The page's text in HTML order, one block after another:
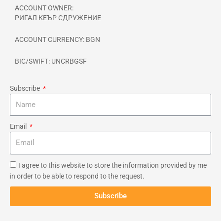
ACCOUNT OWNER:
РИГАЛ КЕЪР СДРУЖЕНИЕ
ACCOUNT CURRENCY: BGN
BIC/SWIFT: UNCRBGSF
Subscribe
Email
I agree to this website to store the information provided by me
in order to be able to respond to the request.
Subscribe